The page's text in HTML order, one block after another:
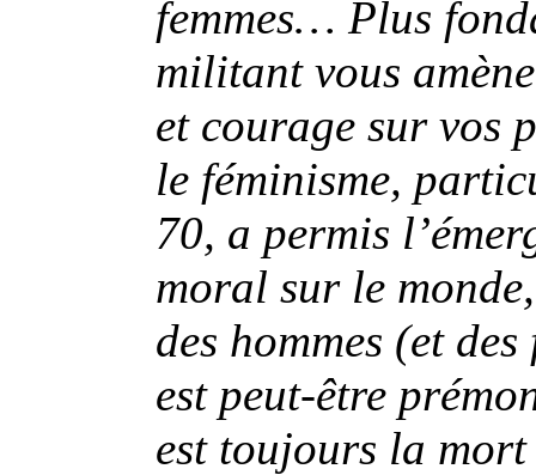
femmes… Plus
militant vous
et courage sur vos
le féminisme,
70, a permis
moral sur le
des hommes (et
est peut-être
est toujours la